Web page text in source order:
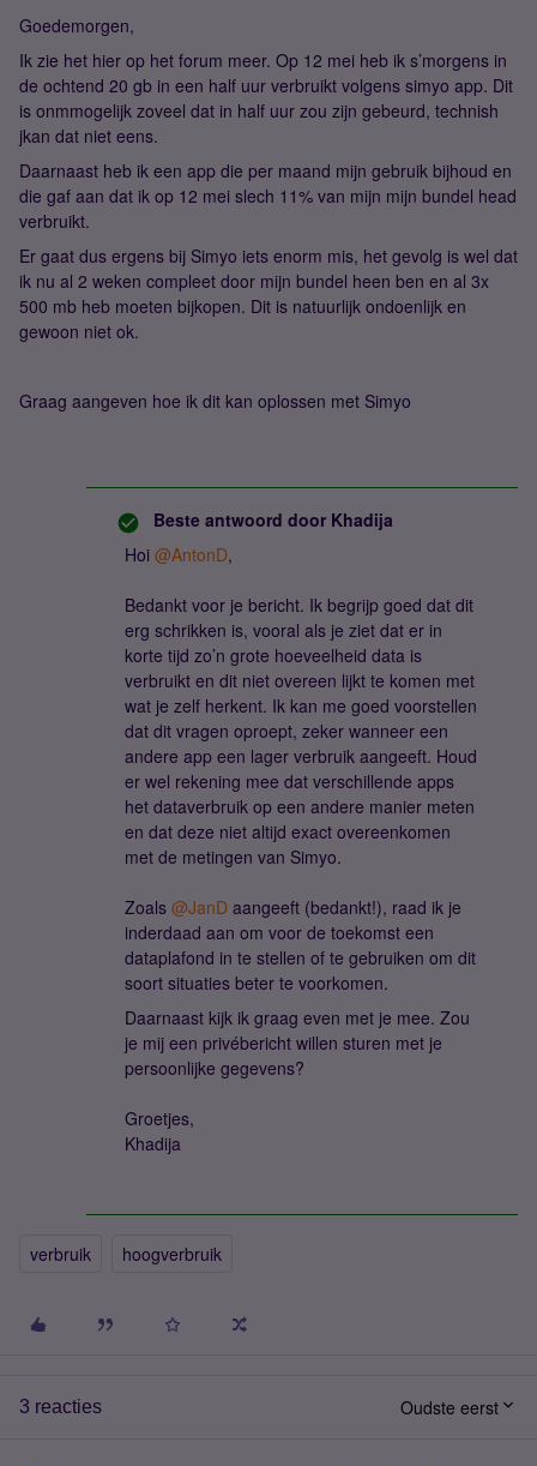
Goedemorgen,
Ik zie het hier op het forum meer. Op 12 mei heb ik s’morgens in
de ochtend 20 gb in een half uur verbruikt volgens simyo app. Dit
is onmmogelijk zoveel dat in half uur zou zijn gebeurd, technish
jkan dat niet eens.
Daarnaast heb ik een app die per maand mijn gebruik bijhoud en
die gaf aan dat ik op 12 mei slech 11% van mijn mijn bundel head
verbruikt.
Er gaat dus ergens bij Simyo iets enorm mis, het gevolg is wel dat
ik nu al 2 weken compleet door mijn bundel heen ben en al 3x
500 mb heb moeten bijkopen. Dit is natuurlijk ondoenlijk en
gewoon niet ok.
Graag aangeven hoe ik dit kan oplossen met Simyo
Beste antwoord door Khadija
Hoi ​ @AntonD,
Bedankt voor je bericht. Ik begrijp goed dat dit
erg schrikken is, vooral als je ziet dat er in
korte tijd zo’n grote hoeveelheid data is
verbruikt en dit niet overeen lijkt te komen met
wat je zelf herkent. Ik kan me goed voorstellen
dat dit vragen oproept, zeker wanneer een
andere app een lager verbruik aangeeft. Houd
er wel rekening mee dat verschillende apps
het dataverbruik op een andere manier meten
en dat deze niet altijd exact overeenkomen
met de metingen van Simyo.
Zoals ​ @JanD aangeeft (bedankt!), raad ik je
inderdaad aan om voor de toekomst een
dataplafond in te stellen of te gebruiken om dit
soort situaties beter te voorkomen.
Daarnaast kijk ik graag even met je mee. Zou
je mij een privébericht willen sturen met je
persoonlijke gegevens?
Groetjes,
Khadija
verbruik hoogverbruik
3 reacties Oudste eerst